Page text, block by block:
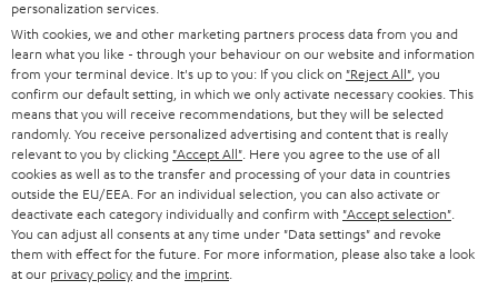
n
g
SMART HOME
BLUETOOTH-LAUTSPRECHER
KOPFHÖRER
BLUETOOTH-KOPFHÖRER
STEREOANLAGEN
PRESSE & MARKETING
GESCHÄFTSKUNDEN
PARTNERPROGRAMM
BLOG
NEWSLETTER
STORES
ÖSTERREICH
SCHWEIZ
NIEDERLANDE
BELGIEN
personalization services.
With cookies, we and other marketing partners process data from you and
learn what you like - through your behaviour on our website and information
from your terminal device. It's up to you: If you click on "Reject All" , you
confirm our default setting, in which we only activate necessary cookies. This
means that you will receive recommendations, but they will be selected
randomly. You receive personalized advertising and content that is really
relevant to you by clicking "Accept All" . Here you agree to the use of all
cookies as well as to the transfer and processing of your data in countries
outside the EU/EEA. For an individual selection, you can also activate or
deactivate each category individually and confirm with "Accept selection"
You can adjust all consents at any time under "Data settings" and revoke
them with effect for the future. For more information, please also take a look
at our privacy policyand the imprint